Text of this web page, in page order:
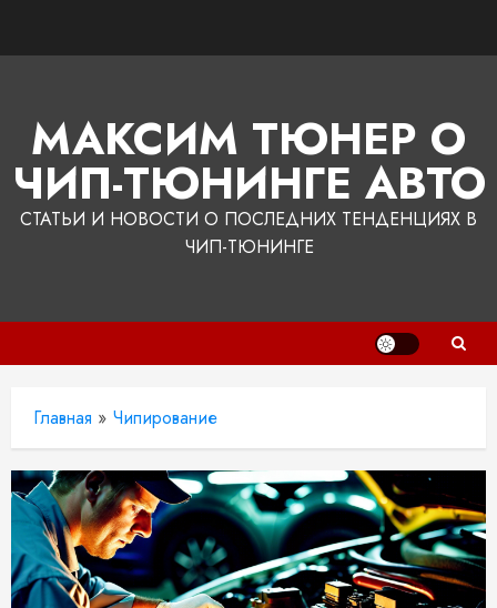
МАКСИМ ТЮНЕР О
ЧИП-ТЮНИНГЕ АВТО
СТАТЬИ И НОВОСТИ О ПОСЛЕДНИХ ТЕНДЕНЦИЯХ В
ЧИП-ТЮНИНГЕ
Главная » Чипирование